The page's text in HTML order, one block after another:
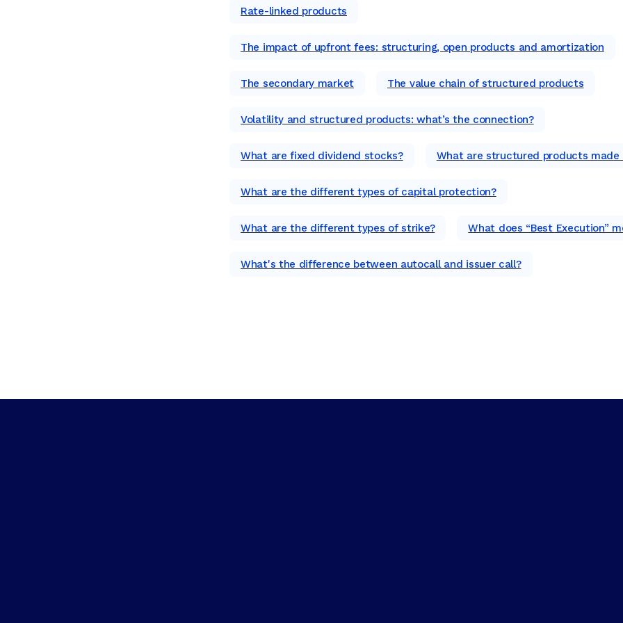
Rate-linked products
The impact of upfront fees: structuring, open products and amortization
The secondary market The value chain of structured products
Volatility and structured products: what’s the connection?
What are fixed dividend stocks? What are structured products made
What are the different types of capital protection?
What are the different types of strike? What does “Best Execution”
What's the difference between autocall and issuer call?